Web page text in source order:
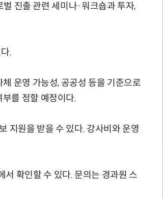
진출 관련 세미나·워크숍과 투자,
.
운영 가능성, 공공성 등을 기준으로
를 정할 예정이다.
지원을 받을 수 있다. 강사비와 운영
확인할 수 있다. 문의는 경과원 스